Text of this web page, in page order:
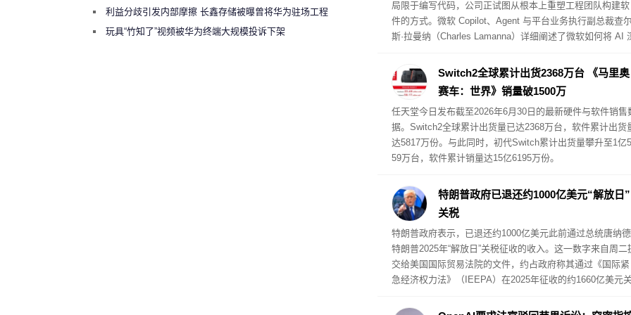
局限于编写代码，公司正试图从根本上重塑工程团队构建软
件的方式。微软 Copilot、Agent 与平台业务执行副总裁查
斯·拉曼纳（Charles Lamanna）详细阐述了微软如何将 AI
Switch2全球累计出货2368万台 《马里奥
赛车：世界》销量破1500万
任天堂今日发布截至2026年6月30日的最新硬件与软件销售
据。Switch2全球累计出货量已达2368万台，软件累计出货
达5817万份。与此同时，初代Switch累计出货量攀升至1亿
59万台，软件累计销量达15亿6195万份。
特朗普政府已退还约1000亿美元“解放日”
关税
特朗普政府表示，已退还约1000亿美元此前通过总统唐纳德
特朗普2025年“解放日”关税征收的收入。这一数字来自周二
交给美国国际贸易法院的文件，约占政府称其通过《国际紧
急经济权力法》（IEEPA）在2025年征收的约1660亿美元关
利益分歧引发内部摩擦 长鑫存储被曝曾将华为驻场工程
师驱逐出研发基地
玩具“竹知了”视频被华为终端大规模投诉下架